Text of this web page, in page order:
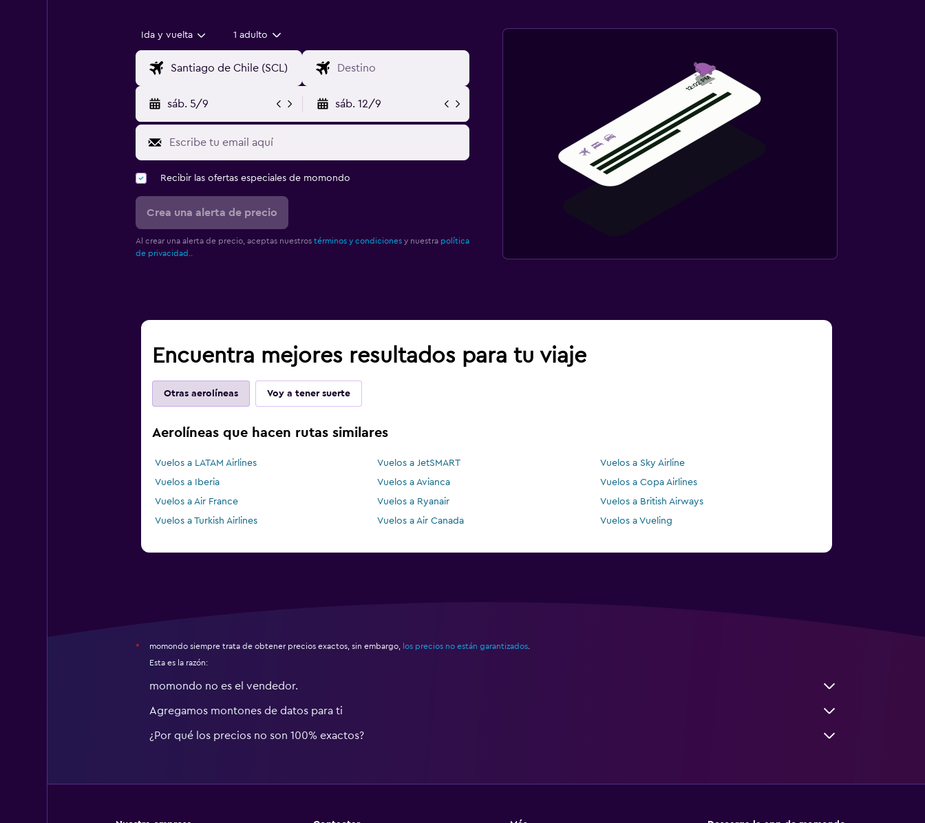
Ida y vuelta 1 adulto
sáb. 5/9 sáb. 12/9
Recibir las ofertas especiales de momondo
Crea una alerta de precio
Al crear una alerta de precio, aceptas nuestros términos y condicionesy nuestra política
de privacidad.
Encuentra mejores resultados para tu viaje
Otras aerolíneas Voy a tener suerte
Aerolíneas que hacen rutas similares
Vuelos a LATAM Airlines Vuelos a JetSMART
Vuelos a Sky Airline
Vuelos a Iberia
Vuelos a Avianca
Vuelos a Copa Airlines
Vuelos a Air France
Vuelos a Ryanair
Vuelos a British Airways
Vuelos a Turkish Airlines
Vuelos a Air Canada Vuelos a Vueling
* momondo siempre trata de obtener precios exactos, sin embargo, los precios no están garantizados.
Esta es la razón:
momondo no es el vendedor.
Agregamos montones de datos para ti
¿Por qué los precios no son 100% exactos?